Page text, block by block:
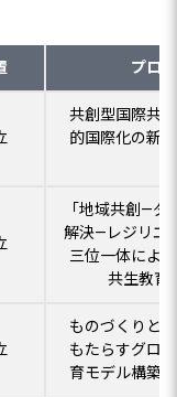
プロ
共創型国際共
的国際化の新
「地域共創―ダ
解決―レジリエ
三位一体によ
共生教育
ものづくりと
もたらすグロ
育モデル構築